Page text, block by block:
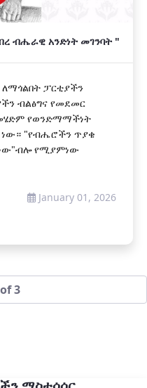
ብሔራዊ አንድነት መገንባት "
ፓርቲያችን
ብልፅግና የመደመር
የወንድማማችነት
"የብሔሮችን ጥያቄ
የሚያምነው
January 01, 2026
3